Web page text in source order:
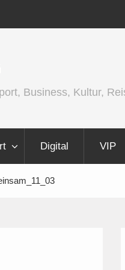
Business, Kultur,
Digital VIP